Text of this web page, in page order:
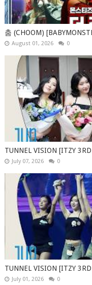
춤 (CHOOM)
August 01, 2026 0
TUNNEL VISION [ITZY
July 07, 2026 0
TUNNEL VISION [ITZY
July 01, 2026 0